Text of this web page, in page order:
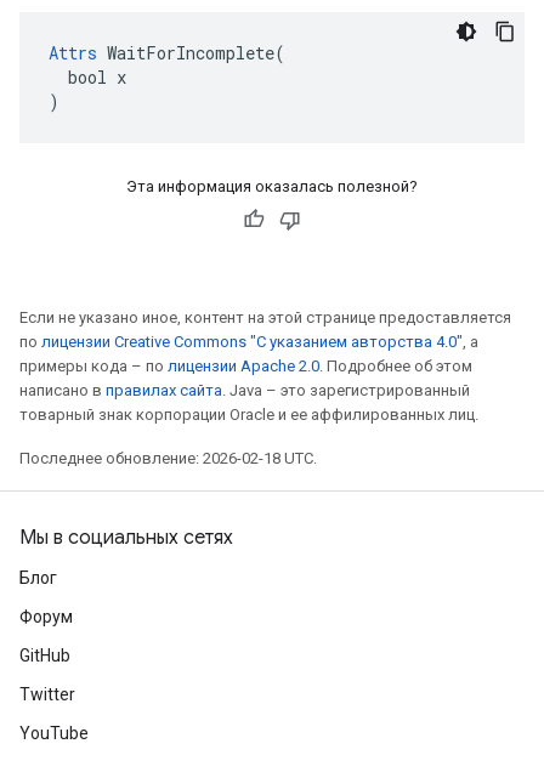
Attrs WaitForIncomplete(
  bool x
)
Эта информация оказалась полезной?
Если не указано иное, контент на этой странице предоставляется
по лицензии Creative Commons "С указанием авторства 4.0", а
примеры кода – по лицензии Apache 2.0. Подробнее об этом
написано в правилах сайта. Java – это зарегистрированный
товарный знак корпорации Oracle и ее аффилированных лиц.
Последнее обновление: 2026-02-18 UTC.
Мы в социальных сетях
Блог
Форум
GitHub
Twitter
YouTube